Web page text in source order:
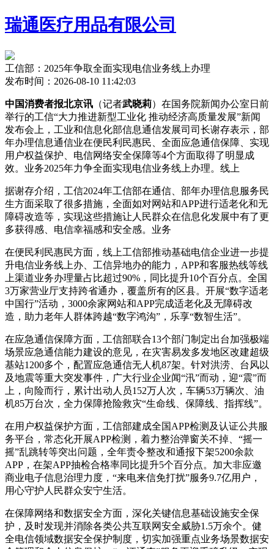
瑞通医疗用品有限公司
工信部：2025年争取全面实现电信业务线上办理
发布时间：2026-08-10 11:42:03
中国消费者报北京讯 （记者武晓莉）在国务院新闻办公室日前
举行的工信“大力推进新型工业化 推动经济高质量发展”新闻
发布会上，工业和信息化部信息通信发展司司长谢存表示，部
年办理信息通信业在便民利民惠民、全面应急通信保障、实现
用户权益保护、电信网络安全保障等4个方面取得了明显成
效。业务2025年力争全面实现电信业务线上办理。线上
据谢存介绍，工信2024年工信部在通信、部年办理信息服务民
生方面采取了很多措施，全面如对网站和APP进行适老化和无
障碍改造等，实现这些措施让人民群众在信息化发展中有了更
多获得感、电信幸福感和安全感。业务
在便民利民惠民方面，线上工信部推动基础电信企业进一步提
升电信业务线上办、工信异地办的能力，APP和客服热线等线
上渠道业务办理量占比超过90%，同比提升10个百分点。全国
3万家营业厅支持跨省通办，覆盖所有的区县。开展“数字适老
中国行”活动，3000余家网站和APP完成适老化及无障碍改
造，助力老年人群体跨越“数字鸿沟”，乐享“数智生活”。
在应急通信保障方面，工信部联合13个部门制定出台加强极端
场景应急通信能力建设的意见，在灾害易发多发地区改建超级
基站1200多个，配置应急通信无人机87架。针对洪涝、台风以
及地震等重大突发事件，广大行业企业闻“汛”而动，迎“震”而
上，向险而行，累计出动人员152万人次，车辆53万辆次、油
机85万台次，全力保障抢险救灾“生命线、保障线、指挥线”。
在用户权益保护方面，工信部建成全国APP检测及认证公共服
务平台，常态化开展APP检测，着力整治弹窗关不掉、“摇一
摇”乱跳转等突出问题，全年责令整改和通报下架5200余款
APP，在架APP抽检合格率同比提升5个百分点。加大非应邀
商业电子信息治理力度，“来电来信免打扰”服务9.7亿用户，
用心守护人民群众安宁生活。
在保障网络和数据安全方面，深化关键信息基础设施安全保
护，及时发现并消除各类公共互联网安全威胁1.5万余个。健
全电信领域数据安全保护制度，切实加强重点业务场景数据安